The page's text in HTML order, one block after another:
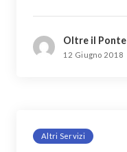
Oltre il Ponte
12 Giugno 2018
Altri Servizi